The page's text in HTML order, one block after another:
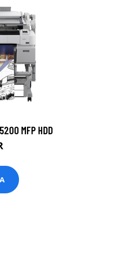
MFP HDD